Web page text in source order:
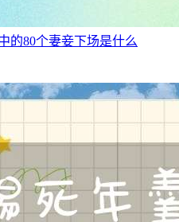
的80个妻妾下场是什么